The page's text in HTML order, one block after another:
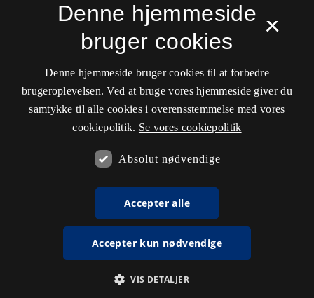
×
Denne hjemmeside
bruger cookies
Denne hjemmeside bruger cookies til at forbedre
brugeroplevelsen. Ved at bruge vores hjemmeside giver du
samtykke til alle cookies i overensstemmelse med vores
cookiepolitik. Se vores cookiepolitik
Absolut nødvendige
Accepter alle
Accepter kun nødvendige
VIS DETALJER